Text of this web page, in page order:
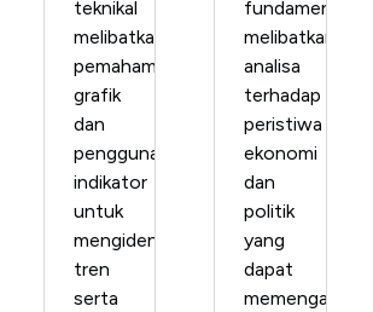
teknikal
melibatkan
pemahaman
grafik
dan
penggunaan
indikator
untuk
mengidentifikasi
tren
serta
fundamental
melibatkan
analisa
terhadap
peristiwa
ekonomi
dan
politik
yang
dapat
memengaruhi